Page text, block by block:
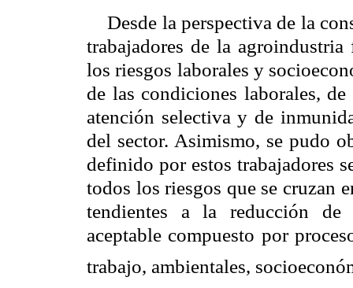
Desde la perspectiva de la
trabajadores de la
los riesgos laborales y
de las condiciones laborales,
atención selectiva y de
del sector. Asimismo, se pudo
definido por estos trabajadores
todos los riesgos que se cruzan
tendientes a la reducción
aceptable compuesto por
trabajo, ambientales,